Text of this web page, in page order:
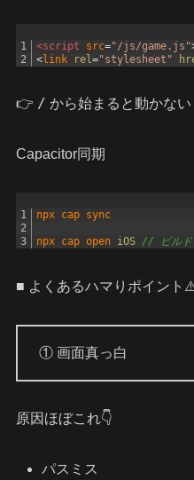
1
2
<script src="/js/game.js"
<link rel="stylesheet"
👉 / から始まると動かない
Capacitor同期
1
2
3
npx cap sync
npx cap open iOS // ビルド
■ よくあるハマりポイント
① 画面真っ白
原因ほぼこれ👇
パスミス